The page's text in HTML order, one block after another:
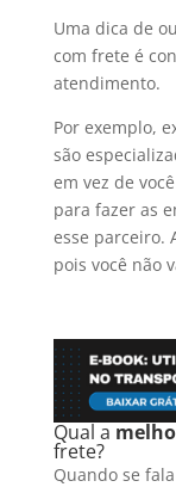
Uma dica de
com frete é
atendimento.
Por exemplo,
são
em vez de
para fazer as
esse parceiro.
pois você não
Qual a
frete?
Quando se